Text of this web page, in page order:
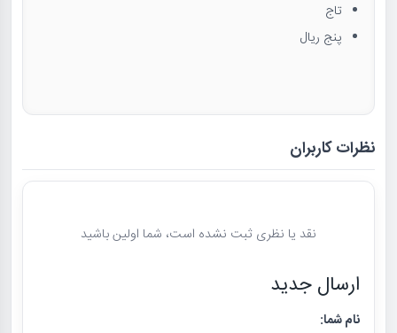
تاج
پنج ریال
نظرات کاربران
نقد یا نظری ثبت نشده است، شما اولین باشید
ارسال جدید
نام شما: